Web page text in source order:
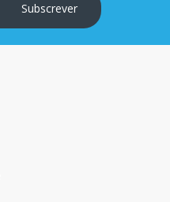
Subscrever